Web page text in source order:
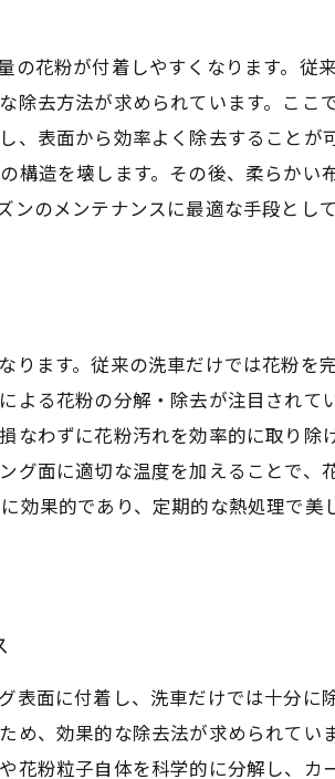
花粉が付着しやすくなります。従
去方法が求められています。ここ
表面から効率よく除去することが
造を壊します。その後、柔らかい
のメンテナンスに最適な手段とし
ます。従来の洗車だけでは花粉を
よる花粉の分解・除去が注目されて
わずに花粉汚れを効率的に取り除
面に適切な温度を加えることで、
果的であり、定期的な熱処理で美
面に付着し、洗車だけでは十分に
、効果的な除去法が求められてい
粉粒子自体を科学的に分解し、カ